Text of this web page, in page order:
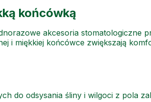
końcówką
akcesoria stomatologiczne
i miękkiej końcówce zwiększają
do odsysania śliny i wilgoci z pola